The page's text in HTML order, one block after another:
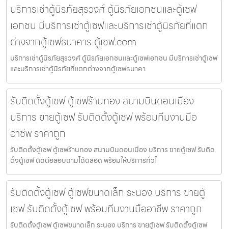
บริการเช่าตู้นิรภัยสุรวงศ์ ตู้นิรภัยเอกชนและตู้เซฟ
เอกชน มีบริการเช่าตู้เซฟและบริการเช่าตู้นิรภัยที่แตก
ต่างจากตู้เซฟธนาคาร ตู้เซฟ.com
บริการเช่าตู้นิรภัยสุรวงศ์ ตู้นิรภัยเอกชนและตู้เซฟเอกชน มีบริการเช่าตู้เซฟ
และบริการเช่าตู้นิรภัยที่แตกต่างจากตู้เซฟธนาคา
รับติดตั้งตู้เซฟ ตู้เซฟร้านทอง สนามบินดอนเมือง
บริการ ขายตู้เซฟ รับติดตั้งตู้เซฟ พร้อมทีมงานมือ
อาชีพ ราคาถูก
รับติดตั้งตู้เซฟ ตู้เซฟร้านทอง สนามบินดอนเมือง บริการ ขายตู้เซฟ รับติด
ตั้งตู้เซฟ ติดต่อสอบถามได้ตลอด พร้อมให้บริการทั่วไ
รับติดตั้งตู้เซฟ ตู้เซฟขนาดเล็ก ระนอง บริการ ขายตู้
เซฟ รับติดตั้งตู้เซฟ พร้อมทีมงานมืออาชีพ ราคาถูก
รับติดตั้งตู้เซฟ ตู้เซฟขนาดเล็ก ระนอง บริการ ขายตู้เซฟ รับติดตั้งตู้เซฟ